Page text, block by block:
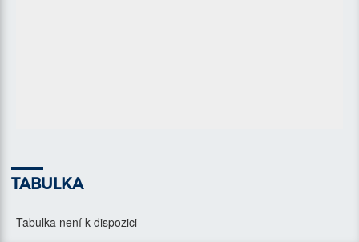
TABULKA
Tabulka není k dispozici